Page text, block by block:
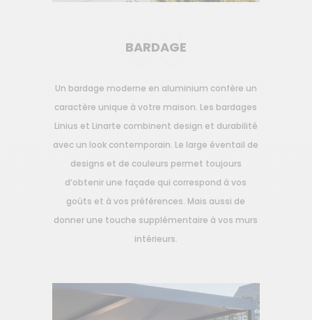
03
BARDAGE
Un bardage moderne en aluminium confère un
caractère unique à votre maison. Les bardages
Linius et Linarte combinent design et durabilité
avec un look contemporain. Le large éventail de
designs et de couleurs permet toujours
d’obtenir une façade qui correspond à vos
goûts et à vos préférences. Mais aussi de
donner une touche supplémentaire à vos murs
intérieurs.